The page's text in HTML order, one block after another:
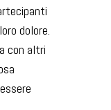
dolore.
con altri